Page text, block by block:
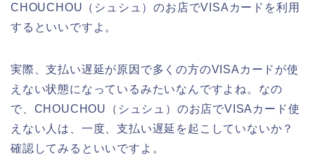
CHOUCHOU（シュシュ）のお店でVISAカードを利用
するといいですよ。
実際、支払い遅延が原因で多くの方のVISAカードが使
えない状態になっているみたいなんですよね。なの
で、CHOUCHOU（シュシュ）のお店でVISAカード使
えない人は、一度、支払い遅延を起こしていないか？
確認してみるといいですよ。